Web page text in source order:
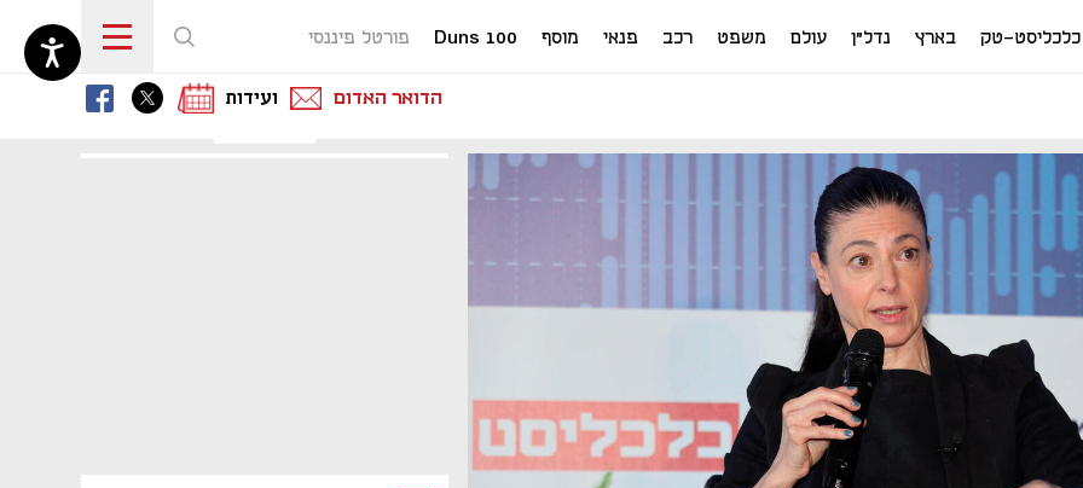
כלכליסט-טק בארץ נדל"ן עולם משפט רכב פנאי מוסף Duns 100 פורטל פיננסי
נפתח בכרטיסייה חדשה
נפתח בכרטיסייה חדשה
ועידות
נפתח בכרטיסייה חדשה
הדואר האדום